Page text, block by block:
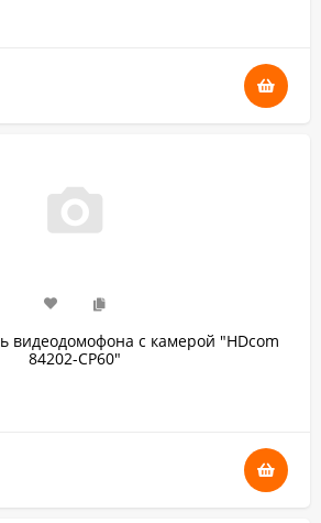
видеодомофона с камерой "HDcom
84202-CP60"